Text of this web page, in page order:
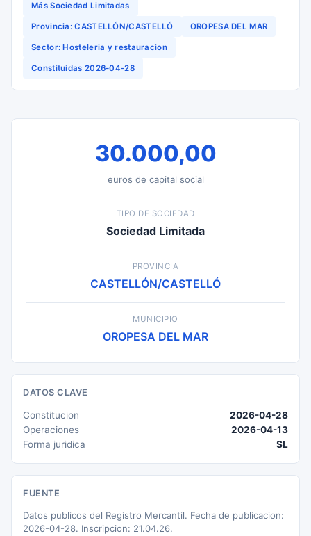
Más Sociedad Limitadas
Provincia: CASTELLÓN/CASTELLÓ OROPESA DEL MAR
Sector: Hosteleria y restauracion
Constituidas 2026-04-28
30.000,00
euros de capital social
TIPO DE SOCIEDAD
Sociedad Limitada
PROVINCIA
CASTELLÓN/CASTELLÓ
MUNICIPIO
OROPESA DEL MAR
DATOS CLAVE
Constitucion
2026-04-28
Operaciones
2026-04-13
Forma juridica
SL
FUENTE
Datos publicos del Registro Mercantil. Fecha de publicacion:
2026-04-28. Inscripcion: 21.04.26.